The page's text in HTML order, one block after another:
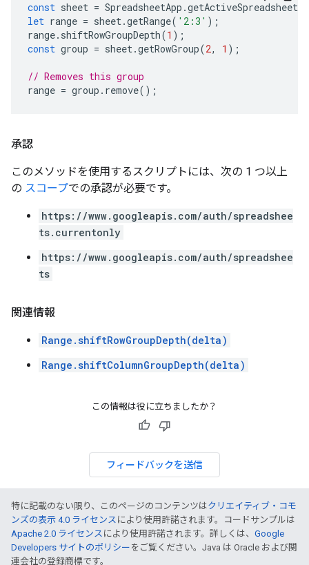
const sheet = SpreadsheetApp .getActiveSpreadsheet
let range = sheet.getRange( '2:3' );
range. shiftRowGroupDepth(1 );
const group = sheet.getRowGroup(2, 1 );
// Removes this group
range = group . remove();
承認
このメソッドを使用するスクリプトには、次の 1 つ以上
の スコープでの承認が必要です。
https://www.googleapis.com/auth/spreadshee
ts.currentonly
https://www.googleapis.com/auth/spreadshee
ts
関連情報
Range.shiftRowGroupDepth(delta)
Range.shiftColumnGroupDepth(delta)
この情報は役に立ちましたか？
フィードバックを送信
特に記載のない限り、このページのコンテンツはクリエイティブ・コモ
ンズの表示 4.0 ライセンス により使用許諾されます。コードサンプルは
Apache 2.0 ライセンス により使用許諾されます。詳しくは、 Google
Developers サイトのポリシー をご覧ください。Java は Oracle および関
連会社の登録商標です。